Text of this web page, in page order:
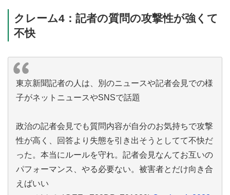
クレーム4：記者の質問の攻撃性が強くて
不快
東京新聞記者の人は、別のニュースや記者会見での様
子がネットニュースやSNSで話題
政治の記者会見でも質問内容が自分のお気持ちで攻撃
性が高く、回答より失態を引き出そうとしてて不快だ
った。本当にルールを守れ。記者会見なんてお互いの
パフォーマンス、やる必要ない。被害者とだけ向き合
えばいい